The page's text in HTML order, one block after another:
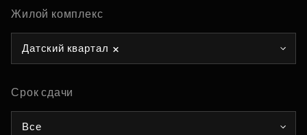
Жилой комплекс
Датский квартал
Срок сдачи
Все